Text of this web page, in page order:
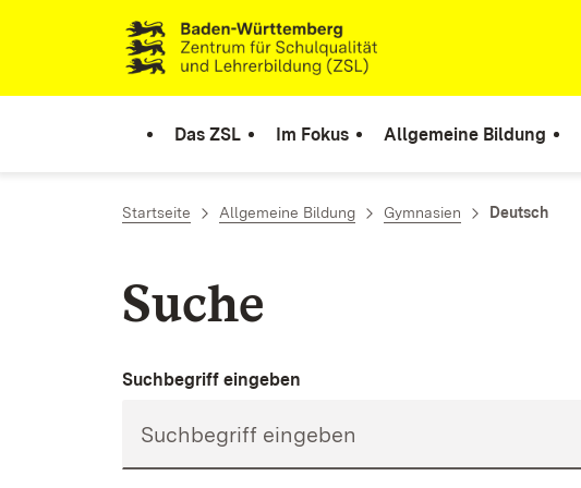
Zum Inhalt springen
Link zur Startseite
Das ZSL Im Fokus Allgemeine Bildung
Startseite Allgemeine Bildung Gymnasien Deutsch
Suche
Suchbegriff eingeben